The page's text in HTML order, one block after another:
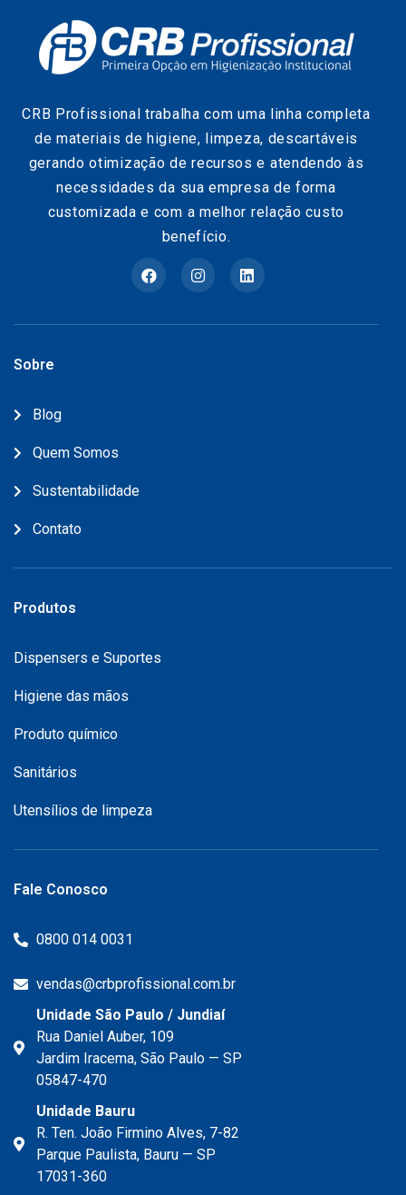
CRB Profissional trabalha com uma linha completa
de materiais de higiene, limpeza, descartáveis
gerando otimização de recursos e atendendo às
necessidades da sua empresa de forma
customizada e com a melhor relação custo
benefício.
Sobre
Blog
Quem Somos
Sustentabilidade
Contato
Produtos
Dispensers e Suportes
Higiene das mãos
Produto químico
Sanitários
Utensílios de limpeza
Fale Conosco
0800 014 0031
vendas@crbprofissional.com.br
Unidade São Paulo / Jundiaí
Rua Daniel Auber, 109
Jardim Iracema, São Paulo — SP
05847-470
Unidade Bauru
R. Ten. João Firmino Alves, 7-82
Parque Paulista, Bauru — SP
17031-360